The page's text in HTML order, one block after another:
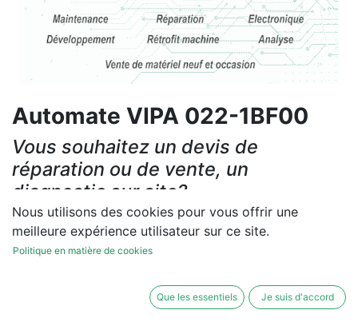
Automate VIPA 022-1BF00
Vous souhaitez un devis de
réparation ou de vente, un
diagnostic sur site?
Contactez-nous
Les réparations et les ventes sont garanties
Nous utilisons des cookies pour vous offrir une
meilleure expérience utilisateur sur ce site.
Politique en matière de cookies
Que les essentiels Je suis d'accord